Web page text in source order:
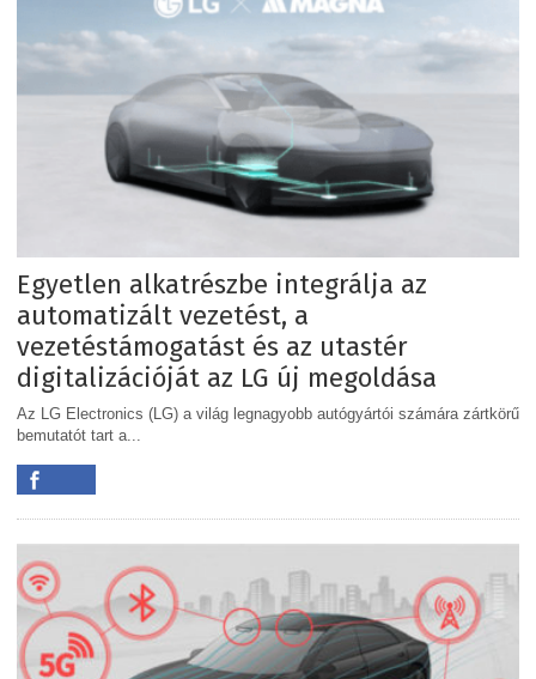
Egyetlen alkatrészbe integrálja az
automatizált vezetést, a
vezetéstámogatást és az utastér
digitalizációját az LG új megoldása
Az LG Electronics (LG) a világ legnagyobb autógyártói számára zártkörű
bemutatót tart a...